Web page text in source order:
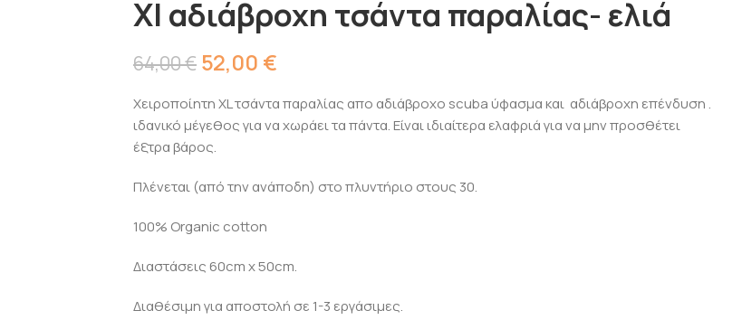
Xl αδιάβροχη τσάντα παραλίας- ελιά
64,00€ 52,00 €
Χειροποίητη XL τσάντα παραλίας απο αδιάβροχο scuba ύφασμα και αδιάβροχη επένδυση .
ιδανικό μέγεθος για να χωράει τα πάντα. Είναι ιδιαίτερα ελαφριά για να μην προσθέτει
έξτρα βάρος.
Πλένεται (από την ανάποδη) στο πλυντήριο στους 30.
100% Organic cotton
Διαστάσεις 60cm x 50cm.
Διαθέσιμη για αποστολή σε 1-3 εργάσιμες.